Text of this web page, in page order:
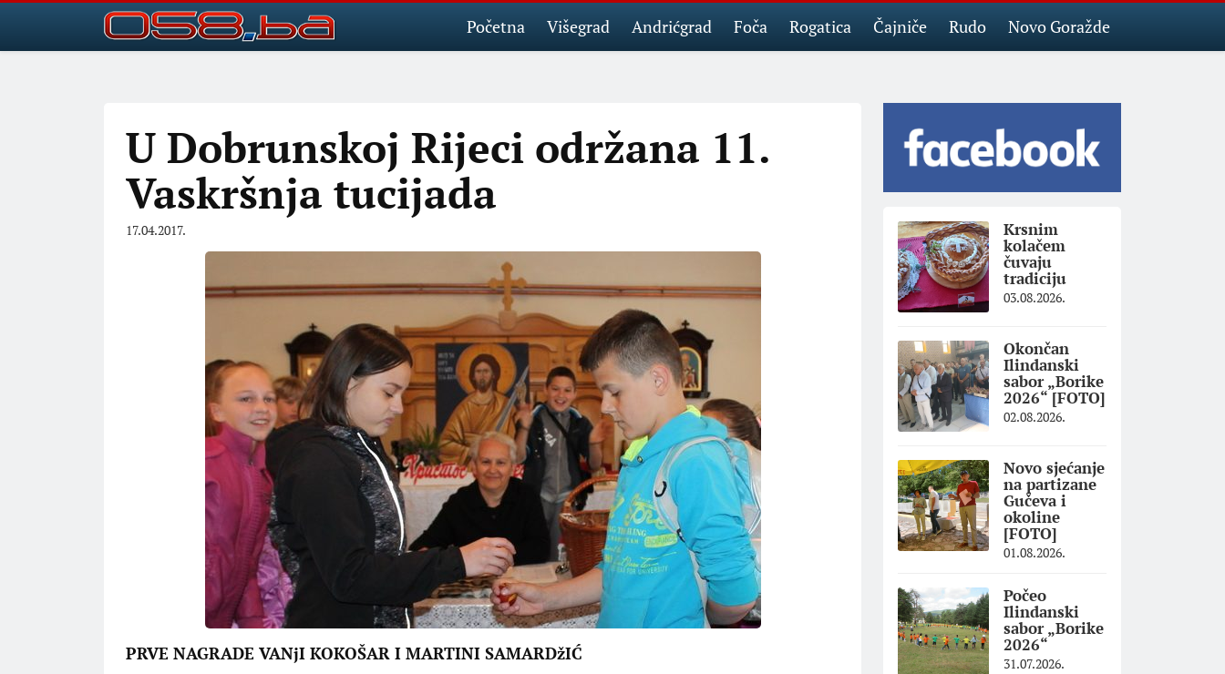
Početna Višegrad Andrićgrad Foča Rogatica Čajniče Rudo Novo Goražde
U Dobrunskoj Rijeci održana 11.
Vaskršnja tucijada
17.04.2017.
PRVE NAGRADE VANjI KOKOŠAR I MARTINI SAMARDžIĆ
Krsnim
kolačem
čuvaju
tradiciju
03.08.2026.
Okončan
Ilindanski
sabor „Borike
2026“ [FOTO]
02.08.2026.
Novo sjećanje
na partizane
Gučeva i
okoline
[FOTO]
01.08.2026.
Počeo
Ilindanski
sabor „Borike
2026“
31.07.2026.